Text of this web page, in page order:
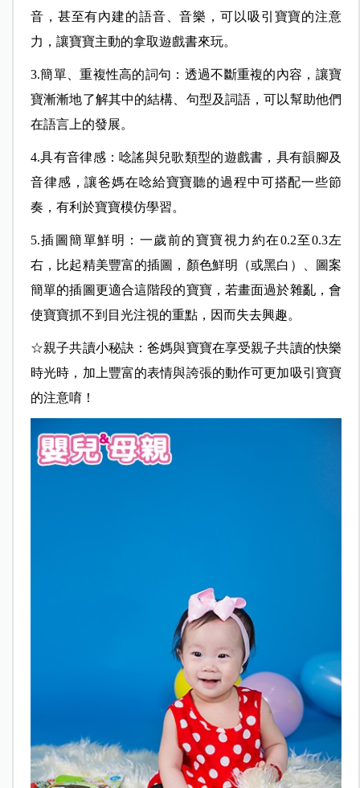
音，甚至有內建的語音、音樂，可以吸引寶寶的注意
力，讓寶寶主動的拿取遊戲書來玩。
3.簡單、重複性高的詞句：透過不斷重複的內容，讓寶
寶漸漸地了解其中的結構、句型及詞語，可以幫助他們
在語言上的發展。
4.具有音律感：唸謠與兒歌類型的遊戲書，具有韻腳及
音律感，讓爸媽在唸給寶寶聽的過程中可搭配一些節
奏，有利於寶寶模仿學習。
5.插圖簡單鮮明：一歲前的寶寶視力約在0.2至0.3左
右，比起精美豐富的插圖，顏色鮮明（或黑白）、圖案
簡單的插圖更適合這階段的寶寶，若畫面過於雜亂，會
使寶寶抓不到目光注視的重點，因而失去興趣。
☆親子共讀小秘訣：爸媽與寶寶在享受親子共讀的快樂
時光時，加上豐富的表情與誇張的動作可更加吸引寶寶
的注意唷！